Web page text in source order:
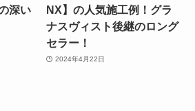
深い
NX】の人気施工例！グラ
ナスヴィスト後継のロング
セラー！
2024年4月22日